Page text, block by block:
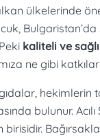
ülkelerinde
Bulgaristan’da
kaliteli ve
ne gibi
hekimlerin
bulunur.
birisidir.